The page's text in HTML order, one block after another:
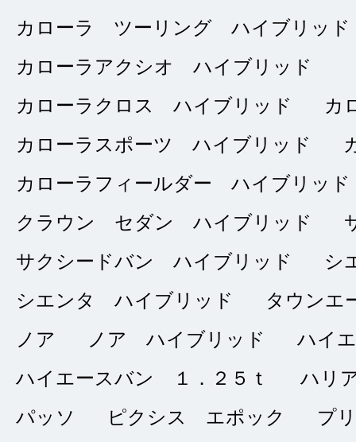
総合評価
2025/08/08
販売店の評価
接客：5 ｜ 雰囲
問合せ：4 ｜ 説
中古車と思えない
顔も可愛いらしく
接客も丁寧で真面
ました。いい車で
カローラ ツーリング ハイブリッド
カローラアクシオ ハイブリッド
カローラクロス ハイブリッド
カ
カローラスポーツ ハイブリッド
カローラフィールダー ハイブリッド
クラウン セダン ハイブリッド
サクシードバン ハイブリッド
シ
シエンタ ハイブリッド
タウンエ
ノア
ノア ハイブリッド
ハイ
ハイエースバン １．２５ｔ
ハリ
パッソ
ピクシス エポック プ